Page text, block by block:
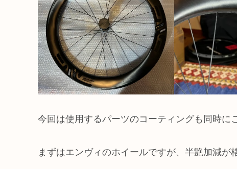
今回は使用するパーツのコーティングも同時に
まずはエンヴィのホイールですが、半艶加減